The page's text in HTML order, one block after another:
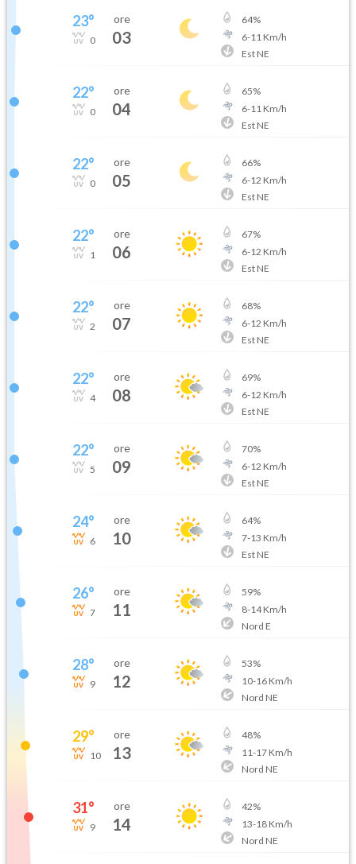
23°
0
ore
03
64%
6-11 Km/h
Est NE
22°
0
ore
04
65%
6-11 Km/h
Est NE
22°
0
ore
05
66%
6-12 Km/h
Est NE
22°
1
ore
06
67%
6-12 Km/h
Est NE
22°
2
ore
07
68%
6-12 Km/h
Est NE
22°
4
ore
08
69%
6-12 Km/h
Est NE
22°
5
ore
09
70%
6-12 Km/h
Est NE
24°
6
ore
10
64%
7-13 Km/h
Est NE
26°
7
ore
11
59%
8-14Km/h
Nord E
28°
9
ore
12
53%
10-16Km/h
Nord NE
29°
10
ore
13
48%
11-17Km/h
Nord NE
31°
9
ore
14
42%
13-18Km/h
Nord NE